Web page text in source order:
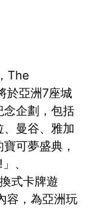
The
於亞洲7座城
念企劃，包括
曼谷、雅加
可夢盛典，
、
式卡牌遊
容，為亞洲玩